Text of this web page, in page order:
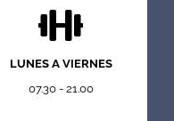
LUNES A VIERNES
07.30 - 21.00